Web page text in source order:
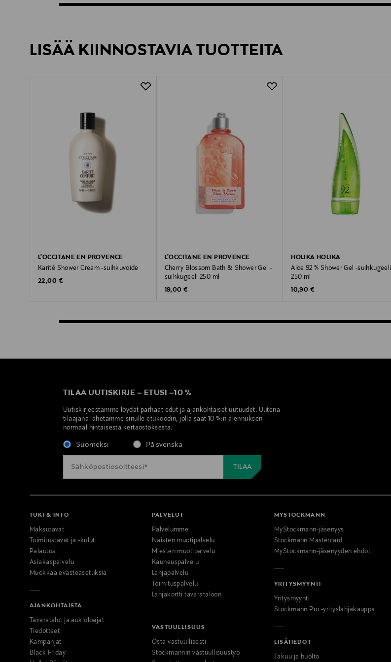
LISÄÄ KIINNOSTAVIA TUOTTEITA
L'OCCITANE EN PROVENCE
Karité Shower Cream -suihkuvoide
Original Price
22,00 €
L'OCCITANE EN PROVENCE
Cherry Blossom Bath & Shower Gel -
suihkugeeli 250 ml
Original Price
19,00 €
HOLIKA HOLIKA
Aloe 92 % Shower Gel -suihkugeeli
250 ml
Original Price
10,90 €
TILAA UUTISKIRJE – ETUSI –10 %
Uutiskirjeestämme löydät parhaat edut ja ajankohtaiset uutuudet. Uutena
tilaajana lähetämme sinulle etukoodin, jolla saat 10 %:n alennuksen
normaalihintaisesta kertaostoksesta.
Suomeksi På svenska
TUKI & INFO
Maksutavat
Toimitustavat ja -kulut
Palautus
Asiakaspalvelu
Muokkaa evästeasetuksia
AJANKOHTAISTA
Tavaratalot ja aukioloajat
Tiedotteet
Kampanjat
Black Friday
PALVELUT
Palvelumme
Naisten muotipalvelu
Miesten muotipalvelu
Kauneuspalvelu
Lahjapalvelu
Toimituspalvelu
Lahjakortti tavarataloon
VASTUULLISUUS
Osta vastuullisesti
Stockmannin vastuullisuustyö
MYSTOCKMANN
MyStockmann-jäsenyys
Stockmann Mastercard
MyStockmann-jäsenyyden ehdot
YRITYSMYYNTI
Yritysmyynti
Stockmann Pro -yrityslahjakauppa
LISÄTIEDOT
Takuu ja huolto